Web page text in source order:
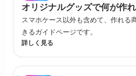
オリジナルグッズで何が作
スマホケース以外も含めて、作れる
きるガイドページです。
詳しく見る